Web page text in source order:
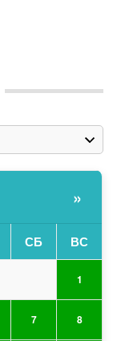
»
СБ ВС
1
7 8